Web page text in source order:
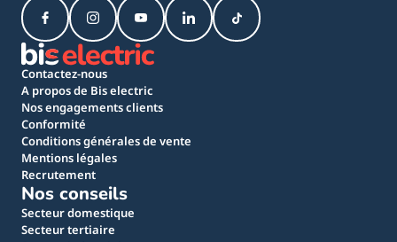
Contactez-nous
A propos de Bis electric
Nos engagements clients
Conformité
Conditions générales de vente
Mentions légales
Recrutement
Nos conseils
Secteur domestique
Secteur tertiaire